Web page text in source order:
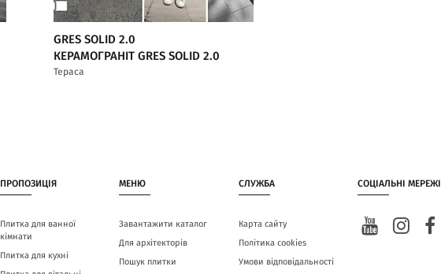
GRES SOLID 2.0
КЕРАМОГРАНІТ GRES SOLID 2.0
Тераса
ПРОПОЗИЦІЯ
Плитка для ванної
кімнати
Плитка для кухні
МЕНЮ
Завантажити каталог
Для архітекторів
Пошук плитки
СЛУЖБА
Карта сайту
Політика cookies
Умови відповідальності
СОЦІАЛЬНІ МЕРЕЖІ